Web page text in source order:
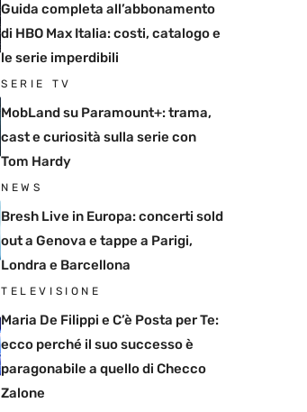
Guida completa all’abbonamento
di HBO Max Italia: costi, catalogo e
le serie imperdibili
SERIE TV
MobLand su Paramount+: trama,
cast e curiosità sulla serie con
Tom Hardy
NEWS
Bresh Live in Europa: concerti sold
out a Genova e tappe a Parigi,
Londra e Barcellona
TELEVISIONE
Maria De Filippi e C’è Posta per Te:
ecco perché il suo successo è
paragonabile a quello di Checco
Zalone